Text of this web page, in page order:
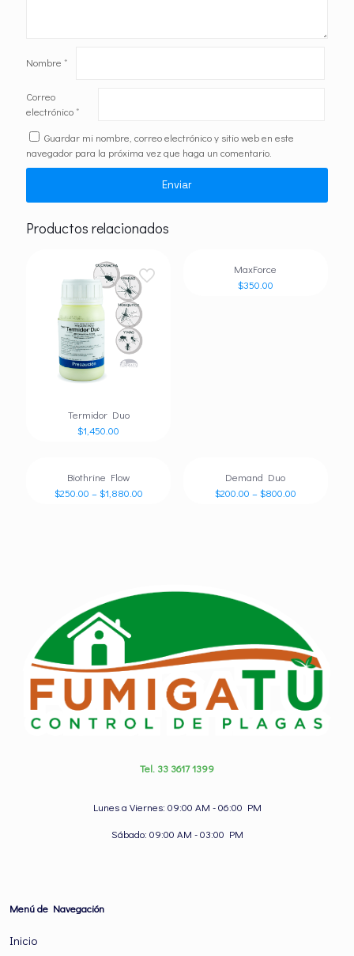
Nombre *
Correo
electrónico*
Guardar mi nombre, correo electrónico y sitio web en este
navegador para la próxima vez que haga un comentario.
Productos relacionados
Termidor Duo
$1,450.00
MaxForce
$350.00
Biothrine Flow
$250.00 –$1,880.00
Demand Duo
$200.00 –$800.00
Tel. 33 3617 1399
Lunes a Viernes: 09:00 AM - 06:00 PM
Sábado: 09:00 AM - 03:00 PM
Menú de Navegación
Inicio